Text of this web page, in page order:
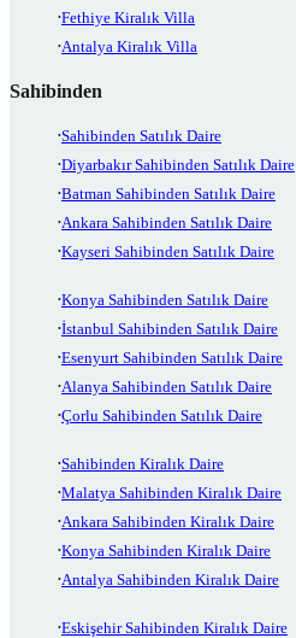
Fethiye Kiralık Villa
Antalya Kiralık Villa
Sahibinden
Sahibinden Satılık Daire
Diyarbakır Sahibinden Satılık Daire
Batman Sahibinden Satılık Daire
Ankara Sahibinden Satılık Daire
Kayseri Sahibinden Satılık Daire
Konya Sahibinden Satılık Daire
İstanbul Sahibinden Satılık Daire
Esenyurt Sahibinden Satılık Daire
Alanya Sahibinden Satılık Daire
Çorlu Sahibinden Satılık Daire
Sahibinden Kiralık Daire
Malatya Sahibinden Kiralık Daire
Ankara Sahibinden Kiralık Daire
Konya Sahibinden Kiralık Daire
Antalya Sahibinden Kiralık Daire
Eskişehir Sahibinden Kiralık Daire